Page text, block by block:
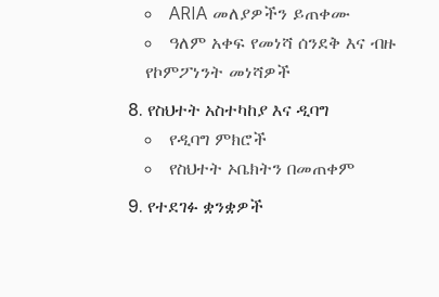
ARIA መለያዎችን ይጠቀሙ
ዓለም አቀፍ የመነሻ ሰንደቅ እና ብዙ
የኮምፖነንት መነሻዎች
የስህተት አስተካከያ እና ዲባግ
የዲባግ ምክሮች
የስህተት ኦቤክትን በመጠቀም
የተደገፉ ቋንቋዎች